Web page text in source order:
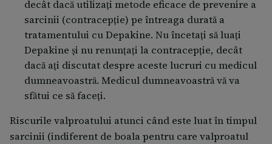
decât dacă utilizați metode eficace de prevenire a
sarcinii (contracepție) pe întreaga durată a
tratamentului cu Depakine. Nu încetați să luați
Depakine și nu renunțați la contracepție, decât
dacă ați discutat despre aceste lucruri cu medicul
dumneavoastră. Medicul dumneavoastră vă va
sfătui ce să faceți.
Riscurile valproatului atunci când este luat în timpul
sarcinii (indiferent de boala pentru care valproatul